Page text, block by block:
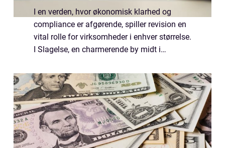
I en verden, hvor økonomisk klarhed og
compliance er afgørende, spiller revision en
vital rolle for virksomheder i enhver størrelse.
I Slagelse, en charmerende by midt i
revisionsassistance ikke mindre end i de s...